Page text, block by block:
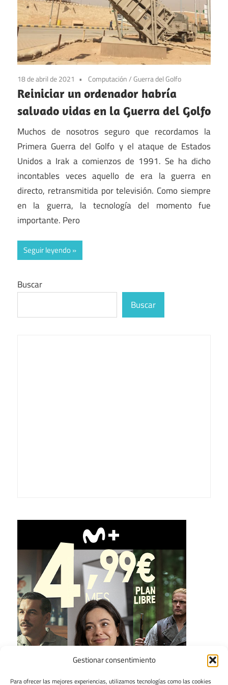
Gestionar consentimiento
Para ofrecer las mejores experiencias, utilizamos tecnologías como las cookies
18 de abril de 2021 Computación/Guerra del Golfo
Reiniciar un ordenador habría
salvado vidas en la Guerra del Golfo
Muchos de nosotros seguro que recordamos la
Primera Guerra del Golfo y el ataque de Estados
Unidos a Irak a comienzos de 1991. Se ha dicho
incontables veces aquello de era la guerra en
directo, retransmitida por televisión. Como siempre
en la guerra, la tecnología del momento fue
importante. Pero
Seguir leyendo
Buscar
Buscar